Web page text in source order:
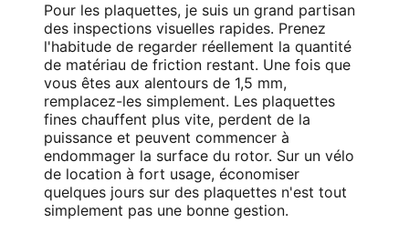
Pour les plaquettes, je suis un grand partisan
des inspections visuelles rapides. Prenez
l'habitude de regarder réellement la quantité
de matériau de friction restant. Une fois que
vous êtes aux alentours de 1,5 mm,
remplacez-les simplement. Les plaquettes
fines chauffent plus vite, perdent de la
puissance et peuvent commencer à
endommager la surface du rotor. Sur un vélo
de location à fort usage, économiser
quelques jours sur des plaquettes n'est tout
simplement pas une bonne gestion.